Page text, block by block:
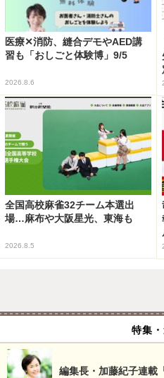
医療✕消防、縫合デモやAED講
習も「おしごと体験博」9/5
2026.8.6
全国高校麻雀32チーム本選出
場…麻布や大阪星光、東海も
2026.8.5
特集
編集長・加藤紀子連載